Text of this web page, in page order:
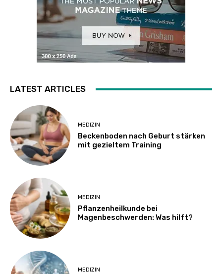
LATEST ARTICLES
MEDIZIN
Beckenboden nach Geburt stärken
mit gezieltem Training
MEDIZIN
Pflanzenheilkunde bei
Magenbeschwerden: Was hilft?
MEDIZIN